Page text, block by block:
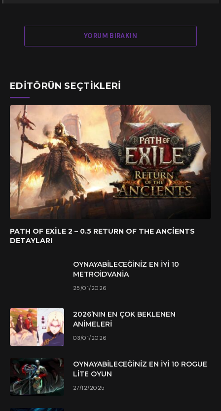
YORUM BIRAKIN
EDITÖRÜN SEÇTIKLERI
PATH OF EXILE 2 – 0.5 RETURN OF THE ANCIENTS
DETAYLARI
OYNAYABILECEĞINIZ EN İYI 10
METROIDVANIA
25/01/2026
2026’NIN EN ÇOK BEKLENEN
ANIMELERI
03/01/2026
OYNAYABILECEĞINIZ EN İYI 10 ROGUE
LITE OYUN
27/12/2025